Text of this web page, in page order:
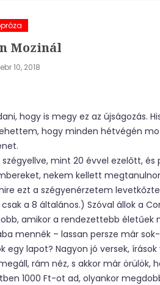
Mozinál
10, 2018
hogy is megy ez az újságozás.
hogy minden hétvégén
mint 20 évvel ezelőtt, és
nekem kellett
ezt a szégyenérzetem
a 8 általános.) Szóval állok a
amikor a rendezettebb életűek
mennék – lassan persze már
lapot? Nagyon jó versek, írások
rám néz, s akkor már örülök,
1000 Ft-ot ad, olyankor